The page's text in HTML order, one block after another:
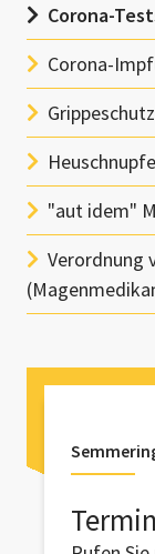
Corona-
Corona-
"aut idem"
Verordnung